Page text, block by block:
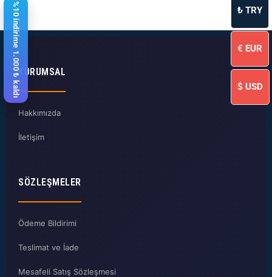
KURUMSAL
Hakkımızda
İletişim
SÖZLEŞMELER
Ödeme Bildirimi
Teslimat ve İade
Mesafeli Satış Sözleşmesi
%10 indirime 1.000 ₺ kaldı ₺ TRY
€ EUR
$ USD